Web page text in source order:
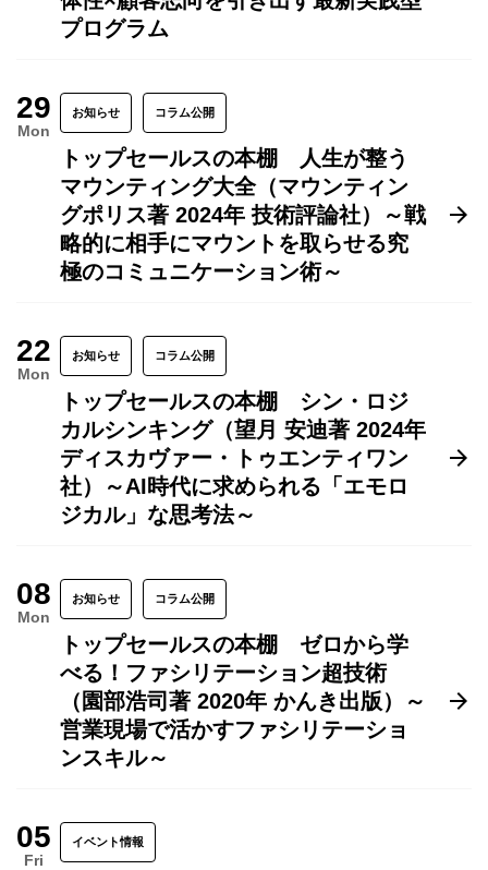
プログラム
29
Mon
お知らせ コラム公開
トップセールスの本棚 人生が整う
マウンティング大全（マウンティン
グポリス著 2024年 技術評論社）～戦
略的に相手にマウントを取らせる究
極のコミュニケーション術～
22
Mon
お知らせ コラム公開
トップセールスの本棚 シン・ロジ
カルシンキング（望月 安迪著 2024年
ディスカヴァー・トゥエンティワン
社）～AI時代に求められる「エモロ
ジカル」な思考法～
08
Mon
お知らせ コラム公開
トップセールスの本棚 ゼロから学
べる！ファシリテーション超技術
（園部浩司著 2020年 かんき出版）～
営業現場で活かすファシリテーショ
ンスキル～
05
Fri
イベント情報